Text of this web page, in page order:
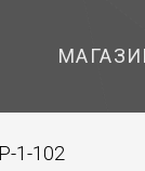
1-102